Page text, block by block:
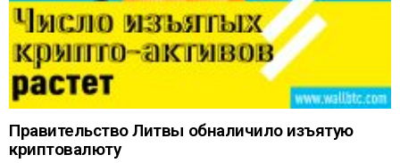
Правительство Литвы обналичило изъятую
криптовалюту